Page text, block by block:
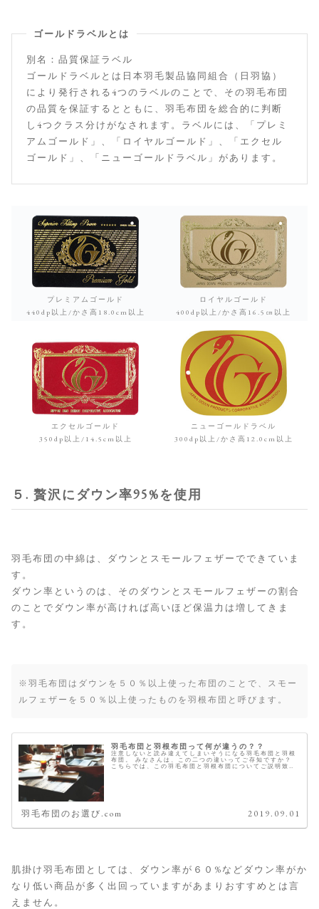
ゴールドラベルとは
別名：品質保証ラベル
ゴールドラベルとは日本羽毛製品協同組合（日羽協）
により発行される4つのラベルのことで、その羽毛布団
の品質を保証するとともに、羽毛布団を総合的に判断
し4つクラス分けがなされます。ラベルには、「プレミ
アムゴールド」、「ロイヤルゴールド」、「エクセル
ゴールド」、「ニューゴールドラベル」があります。
プレミアムゴールド
440dp以上/かさ高18.0cm以上
ロイヤルゴールド
400dp以上/かさ高16.5㎝以上
エクセルゴールド
350dp以上/14.5cm以上
ニューゴールドラベル
300dp以上/かさ高12.0cm以上
５. 贅沢にダウン率95%を使用
羽毛布団の中綿は、ダウンとスモールフェザーでできていま
す。
ダウン率というのは、そのダウンとスモールフェザーの割合
のことでダウン率が高ければ高いほど保温力は増してきま
す。
※羽毛布団はダウンを５０％以上使った布団のことで、スモー
ルフェザーを５０％以上使ったものを羽根布団と呼びます。
羽毛布団と羽根布団って何が違うの？？
注意しないと読み違えてしまいそうになる羽毛布団と羽根
布団。 みなさんは、この二つの違いってご存知ですか？
こちらでは、この羽毛布団と羽根布団についてご説明致し
羽毛布団のお選び.com 2019.09.01
肌掛け羽毛布団としては、ダウン率が６０%などダウン率がか
なり低い商品が多く出回っていますがあまりおすすめとは言
えません。